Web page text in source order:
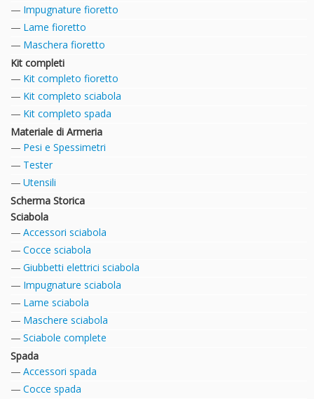
Impugnature fioretto
Lame fioretto
Maschera fioretto
Kit completi
Kit completo fioretto
Kit completo sciabola
Kit completo spada
Materiale di Armeria
Pesi e Spessimetri
Tester
Utensili
Scherma Storica
Sciabola
Accessori sciabola
Cocce sciabola
Giubbetti elettrici sciabola
Impugnature sciabola
Lame sciabola
Maschere sciabola
Sciabole complete
Spada
Accessori spada
Cocce spada